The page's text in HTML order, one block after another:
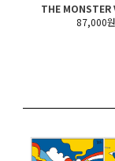
THE MONSTER
87,000원